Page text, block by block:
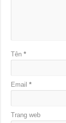
Tên*
Email*
Trang web